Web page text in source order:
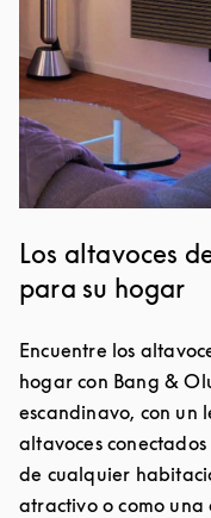
Los altavoces
para su hogar
Encuentre los
hogar con Bang &
escandinavo, con un
altavoces
de cualquier
atractivo o como